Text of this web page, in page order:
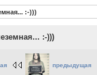
:-)))
:-)))
предыдущая